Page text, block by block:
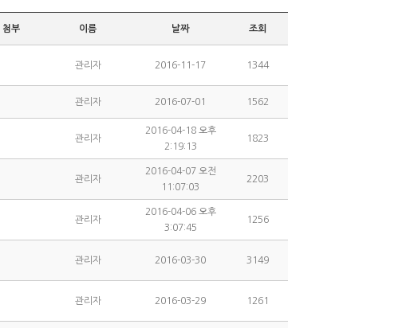
첨부 이름 날짜 조회
관리자 2016-11-17 1344
관리자 2016-07-01 1562
관리자
2016-04-18 오후
2:19:13
1823
관리자
2016-04-07 오전
11:07:03
2203
관리자
2016-04-06 오후
3:07:45
1256
관리자 2016-03-30 3149
관리자 2016-03-29 1261